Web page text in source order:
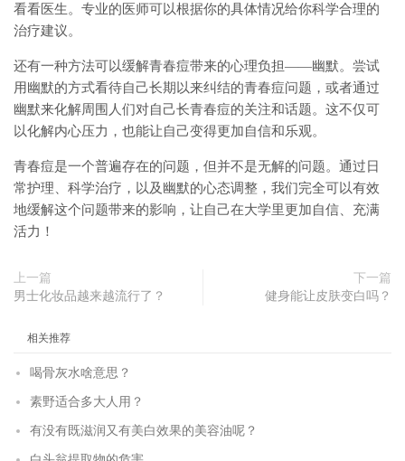
看看医生。专业的医师可以根据你的具体情况给你科学合理的
治疗建议。
还有一种方法可以缓解青春痘带来的心理负担——幽默。尝试
用幽默的方式看待自己长期以来纠结的青春痘问题，或者通过
幽默来化解周围人们对自己长青春痘的关注和话题。这不仅可
以化解内心压力，也能让自己变得更加自信和乐观。
青春痘是一个普遍存在的问题，但并不是无解的问题。通过日
常护理、科学治疗，以及幽默的心态调整，我们完全可以有效
地缓解这个问题带来的影响，让自己在大学里更加自信、充满
活力！
上一篇
男士化妆品越来越流行了？
下一篇
健身能让皮肤变白吗？
相关推荐
喝骨灰水啥意思？
素野适合多大人用？
有没有既滋润又有美白效果的美容油呢？